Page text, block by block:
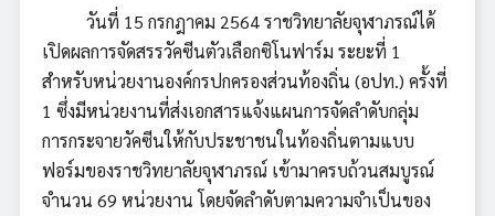
วันที่ 15 กรกฎาคม 2564 ราชวิทยาลัยจุฬาภรณ์ได้
เปิดผลการจัดสรรวัคซีนตัวเลือกซิโนฟาร์ม ระยะที่ 1
สำหรับหน่วยงานองค์กรปกครองส่วนท้องถิ่น (อปท.) ครั้งที่
1 ซึ่งมีหน่วยงานที่ส่งเอกสารแจ้งแผนการจัดลำดับกลุ่ม
การกระจายวัคซีนให้กับประชาชนในท้องถิ่นตามแบบ
ฟอร์มของราชวิทยาลัยจุฬาภรณ์ เข้ามาครบถ้วนสมบูรณ์
จำนวน 69 หน่วยงาน โดยจัดลำดับตามความจำเป็นของ